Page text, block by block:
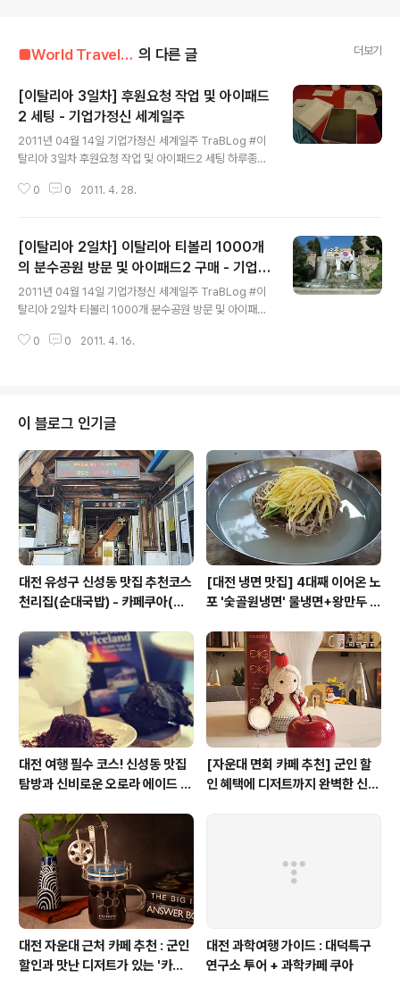
■World Travel■■■/#05 Italy(이탈리아) 의 다른 글 더보기
[이탈리아 3일차] 후원요청 작업 및 아이패드
2 세팅 - 기업가정신 세계일주
2011년 04월 14일 기업가정신 세계일주 TraBLog #이
탈리아 3일차 후원요청 작업 및 아이패드2 세팅 하루종일
세팅을 했다. 솔직히 나는 아이폰과 아이패드에 왜 열광하
가 아니기도 하거니와 솔직히 아이폰 3Gs, 아이폰4도 불
편한 점이 많았다. 내 욕구를 채워주지 못했기 때문에, 아이
폰에 대해 그다지 큰 메리트는 없다. 내가 그래도 아이폰을
썼던 이유는 현재 런칭되어 있는 스마트폰 중에서는 가장
겐 그저 아이폰4의 4배의 화면크기를 가진 기계정도로 다
0 0 2011. 4. 28.
[이탈리아 2일차] 이탈리아 티볼리 1000개
의 분수공원 방문 및 아이패드2 구매 - 기업가
정신 세계일주
2011년 04월 14일 기업가정신 세계일주 TraBLog #이
탈리아 2일차 티볼리 1000개 분수공원 방문 및 아이패드
는 Anna에게 이멜을 보내고, 개별적으로 인터뷰 소개를
다. 어제 김종협 작가님에게 조언을 얻은 매장에 가서 저렴
한 점심이 있나 없나 찾아보러 테르미니 역 지하상가의 슈
퍼마켓에 들렀다. 겉모양은 슈퍼마켓 같지 않고 전자상점
같은데 앞에 진열장만 전자 제품이 있고, 안쪽은 모두 SS
M과 비슷하게 구성되어 있었다. 우리 3명 점심값으로 음
료수 포함 6~7유로 정도를 썼..
0 0 2011. 4. 16.
이 블로그 인기글
대전 유성구 신성동 맛집 추천코스
천리집(순대국밥) - 카페쿠아(커
[대전 냉면 맛집] 4대째 이어온 노
포 '숯골원냉면' 물냉면+왕만두 조
대전 여행 필수 코스! 신성동 맛집
탐방과 신비로운 오로라 에이드 체
[자운대 면회 카페 추천] 군인 할
인 혜택에 디저트까지 완벽한 신성
대전 자운대 근처 카페 추천 : 군인
할인과 맛난 디저트가 있는 '카페
대전 과학여행 가이드 : 대덕특구
연구소 투어 + 과학카페 쿠아